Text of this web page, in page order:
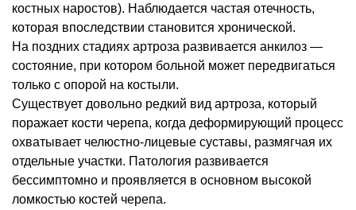
костных наростов). Наблюдается частая отечность,
которая впоследствии становится хронической.
На поздних стадиях артроза развивается анкилоз —
состояние, при котором больной может передвигаться
только с опорой на костыли.
Существует довольно редкий вид артроза, который
поражает кости черепа, когда деформирующий процесс
охватывает челюстно-лицевые суставы, размягчая их
отдельные участки. Патология развивается
бессимптомно и проявляется в основном высокой
ломкостью костей черепа.